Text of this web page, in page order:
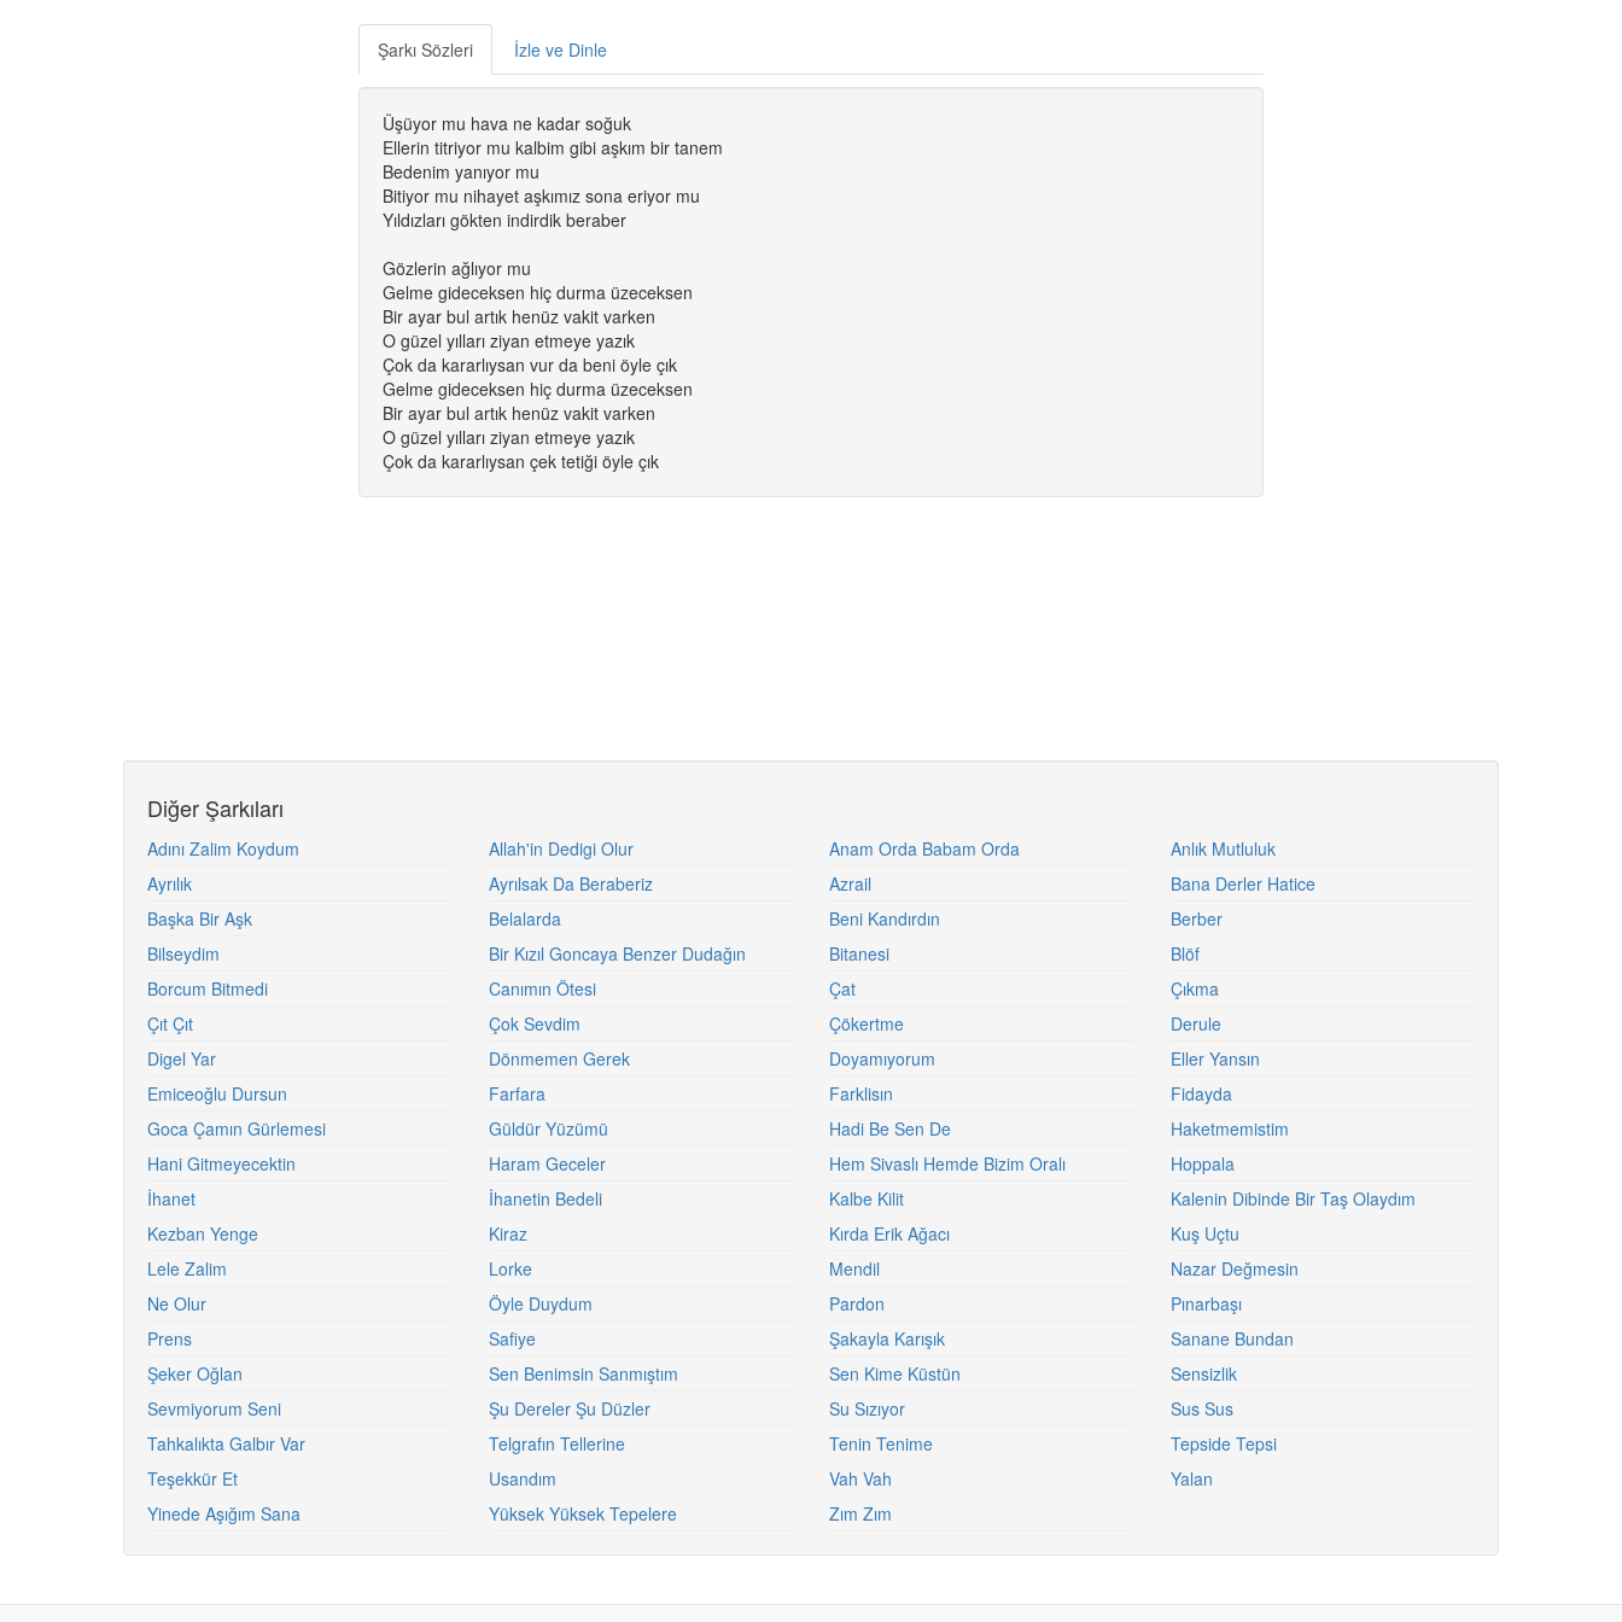
Şarkı Sözleri İzle ve Dinle
Üşüyor mu hava ne kadar soğuk
Ellerin titriyor mu kalbim gibi aşkım bir tanem
Bedenim yanıyor mu
Bitiyor mu nihayet aşkımız sona eriyor mu
Yıldızları gökten indirdik beraber
Gözlerin ağlıyor mu
Gelme gideceksen hiç durma üzeceksen
Bir ayar bul artık henüz vakit varken
O güzel yılları ziyan etmeye yazık
Çok da kararlıysan vur da beni öyle çık
Gelme gideceksen hiç durma üzeceksen
Bir ayar bul artık henüz vakit varken
O güzel yılları ziyan etmeye yazık
Çok da kararlıysan çek tetiği öyle çık
Diğer Şarkıları
Adını Zalim Koydum Allah'in Dedigi Olur Anam Orda Babam Orda
Anlık Mutluluk
Ayrılık
Ayrılsak Da Beraberiz Azrail
Bana Derler Hatice
Başka Bir Aşk
Belalarda Beni Kandırdın
Berber
Bilseydim
Bir Kızıl Goncaya Benzer Dudağın Bitanesi
Blöf
Borcum Bitmedi
Canımın Ötesi Çat
Çıkma
Çıt Çıt
Çok Sevdim Çökertme
Derule
Digel Yar
Dönmemen Gerek Doyamıyorum
Eller Yansın
Emiceoğlu Dursun
Farfara Farklisın
Fidayda
Goca Çamın Gürlemesi
Güldür Yüzümü Hadi Be Sen De
Haketmemistim
Hani Gitmeyecektin
Haram Geceler Hem Sivaslı Hemde Bizim Oralı
Hoppala
İhanet
İhanetin Bedeli Kalbe Kilit
Kalenin Dibinde Bir Taş Olaydım
Kezban Yenge
Kiraz Kırda Erik Ağacı
Kuş Uçtu
Lele Zalim
Lorke Mendil
Nazar Değmesin
Ne Olur
Öyle Duydum Pardon
Pınarbaşı
Prens
Safiye Şakayla Karışık
Sanane Bundan
Şeker Oğlan
Sen Benimsin Sanmıştım Sen Kime Küstün
Sensizlik
Sevmiyorum Seni
Şu Dereler Şu Düzler Su Sızıyor
Sus Sus
Tahkalıkta Galbır Var
Telgrafın Tellerine Tenin Tenime
Tepside Tepsi
Teşekkür Et
Usandım Vah Vah
Yalan
Yinede Aşığım Sana
Yüksek Yüksek Tepelere Zım Zım